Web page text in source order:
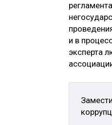
и в
эксперта